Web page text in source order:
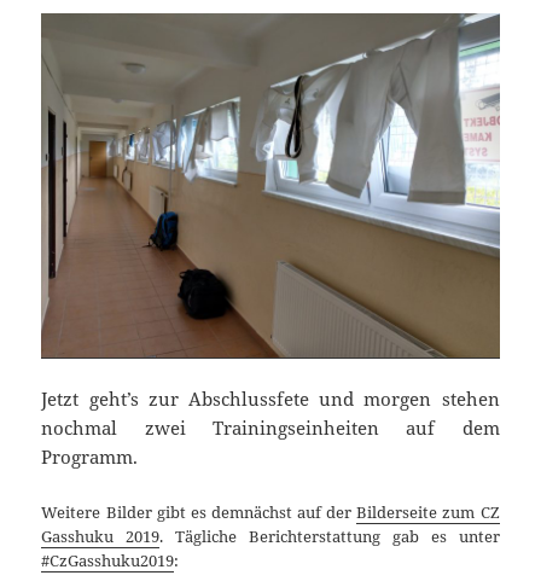
Jetzt geht’s zur Abschlussfete und morgen stehen
nochmal zwei Trainingseinheiten auf dem
Programm.
Weitere Bilder gibt es demnächst auf derBilderseite zum CZ
Gasshuku 2019. Tägliche Berichterstattung gab es unter
#CzGasshuku2019: